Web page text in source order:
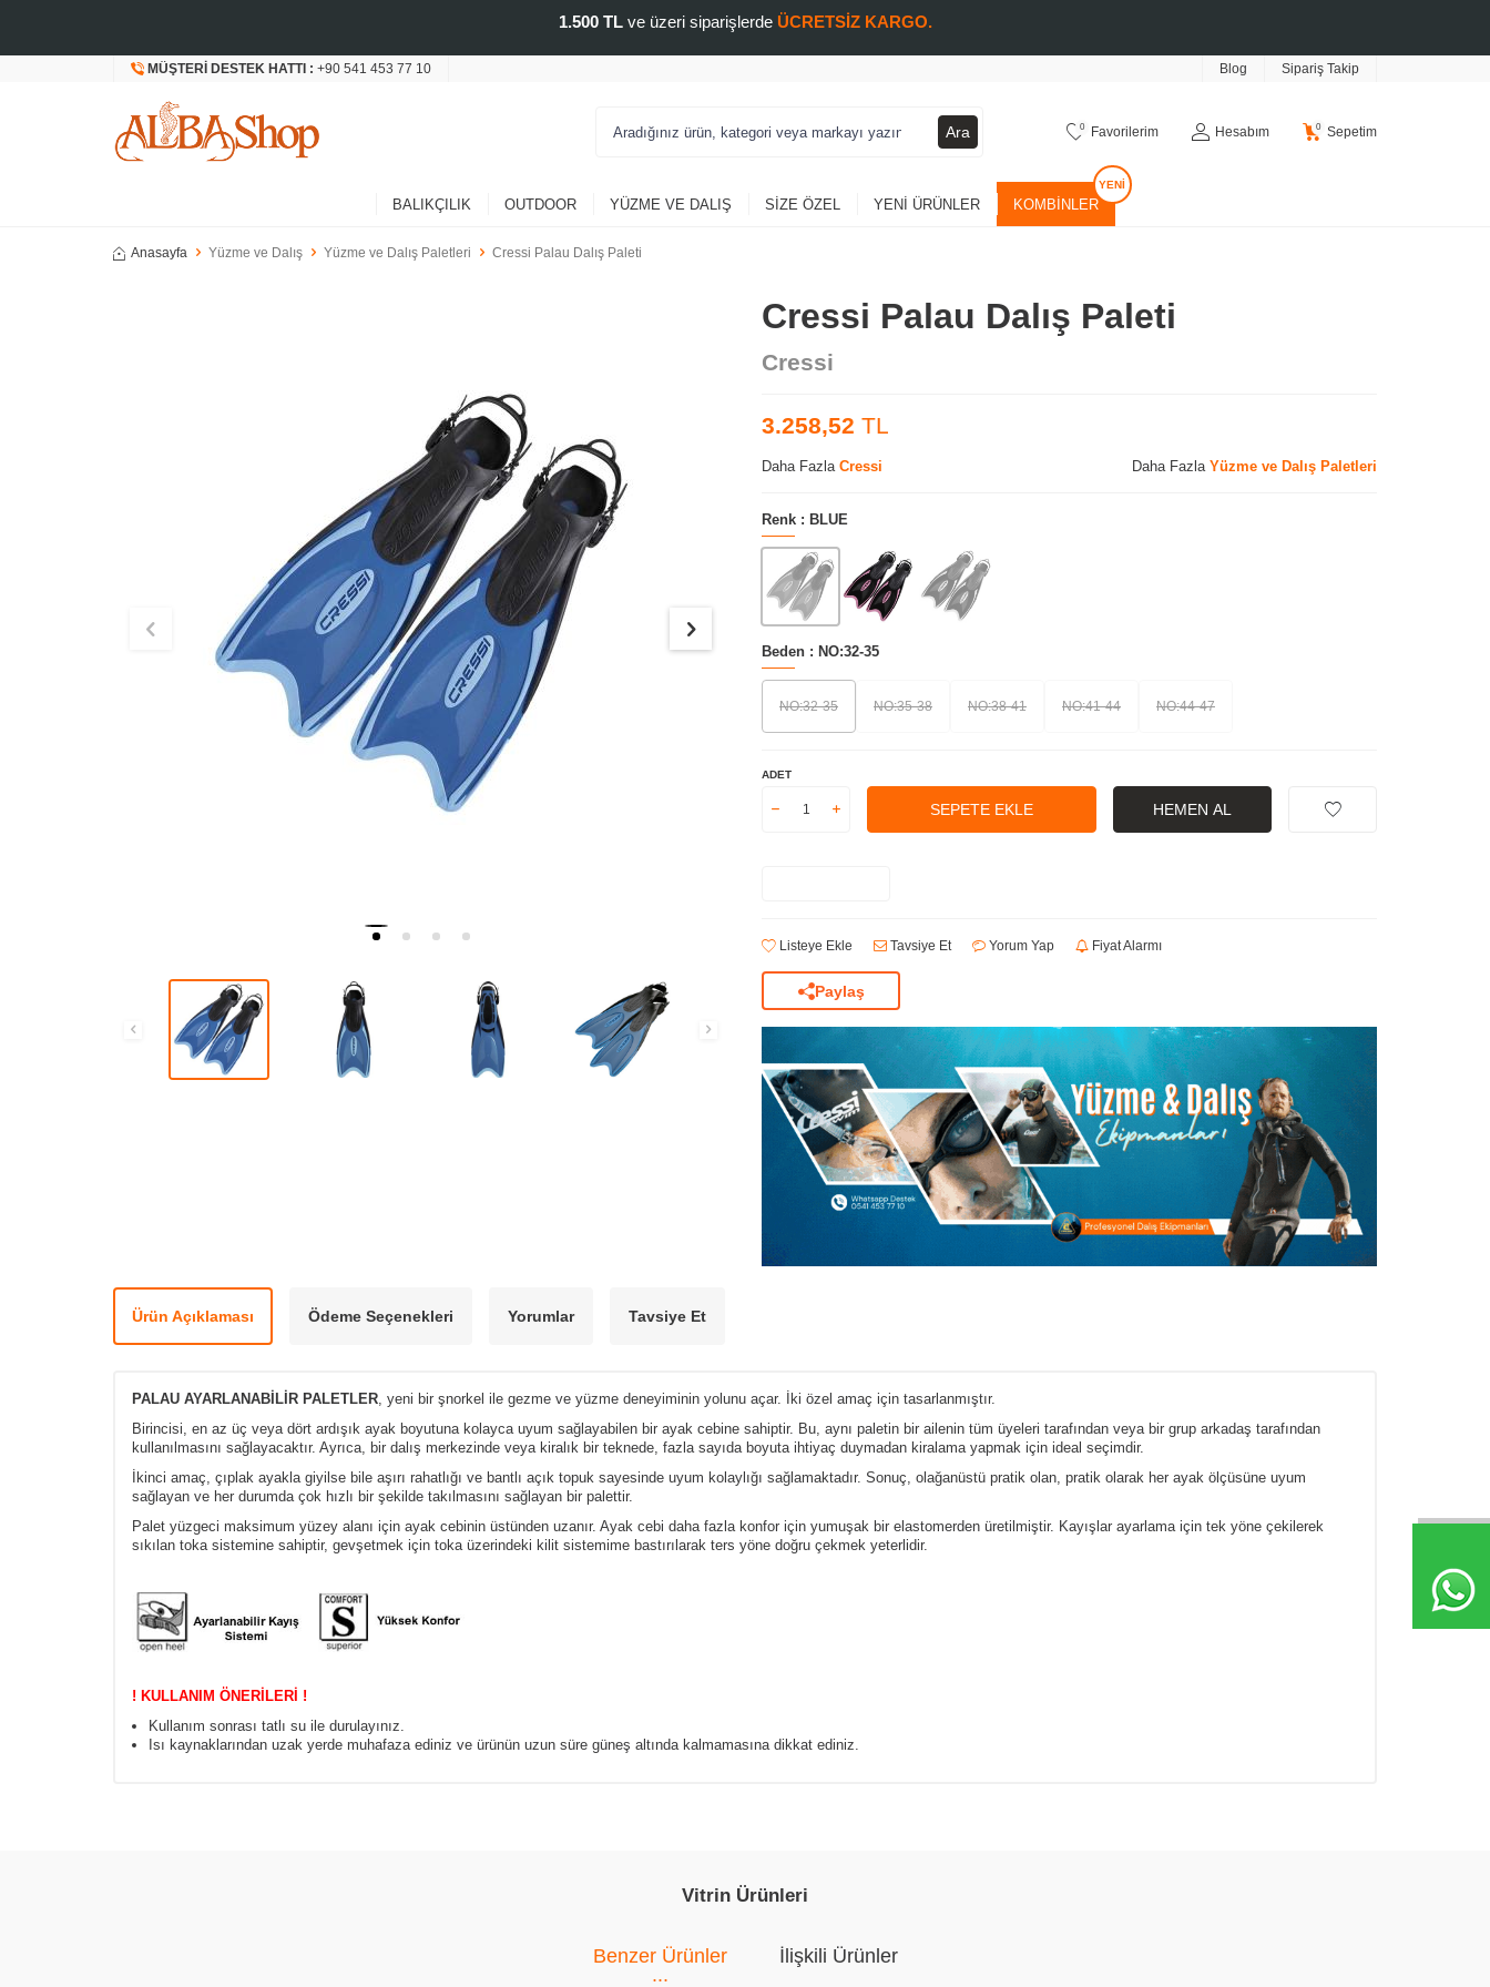
1.500 TLve üzeri siparişlerde ÜCRETSİZ KARGO.
MÜŞTERI DESTEK HATTI : +90 541 453 77 10 Blog Sipariş Takip
Ara 0 Favorilerim Hesabım 0 Sepetim
BALIKÇILIK OUTDOOR YÜZME VE DALIŞ SIZE ÖZEL YENI ÜRÜNLER KOMBINLER
Anasayfa Yüzme ve Dalış Yüzme ve Dalış Paletleri Cressi Palau Dalış Paleti
Cressi Palau Dalış Paleti
Cressi
3.258,52 TL
Daha Fazla Cressi Daha Fazla Yüzme ve Dalış Paletleri
Renk : BLUE
Beden : NO:32-35
NO:32-35 NO:35-38 NO:38-41 NO:41-44 NO:44-47
ADET
SEPETE EKLE HEMEN AL
Listeye Ekle Tavsiye Et Yorum Yap Fiyat Alarmı
Paylaş
Ürün Açıklaması Ödeme Seçenekleri Yorumlar Tavsiye Et
PALAU AYARLANABİLİR PALETLER, yeni bir şnorkel ile gezme ve yüzme deneyiminin yolunu açar. İki özel amaç için tasarlanmıştır.
Birincisi, en az üç veya dört ardışık ayak boyutuna kolayca uyum sağlayabilen bir ayak cebine sahiptir. Bu, aynı paletin bir ailenin tüm üyeleri tarafından veya bir grup arkadaş tarafından
kullanılmasını sağlayacaktır. Ayrıca, bir dalış merkezinde veya kiralık bir teknede, fazla sayıda boyuta ihtiyaç duymadan kiralama yapmak için ideal seçimdir.
İkinci amaç, çıplak ayakla giyilse bile aşırı rahatlığı ve bantlı açık topuk sayesinde uyum kolaylığı sağlamaktadır. Sonuç, olağanüstü pratik olan, pratik olarak her ayak ölçüsüne uyum
sağlayan ve her durumda çok hızlı bir şekilde takılmasını sağlayan bir palettir.
Palet yüzgeci maksimum yüzey alanı için ayak cebinin üstünden uzanır. Ayak cebi daha fazla konfor için yumuşak bir elastomerden üretilmiştir. Kayışlar ayarlama için tek yöne çekilerek
sıkılan toka sistemine sahiptir, gevşetmek için toka üzerindeki kilit sistemime bastırılarak ters yöne doğru çekmek yeterlidir.
! KULLANIM ÖNERİLERİ !
Kullanım sonrası tatlı su ile durulayınız.
Isı kaynaklarından uzak yerde muhafaza ediniz ve ürünün uzun süre güneş altında kalmamasına dikkat ediniz.
Vitrin Ürünleri
Benzer Ürünler İlişkili Ürünler